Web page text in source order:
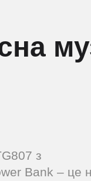
з
Bank – це